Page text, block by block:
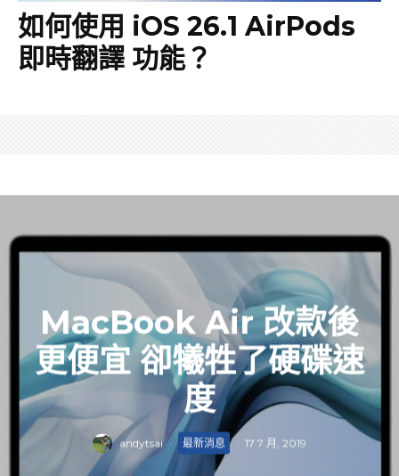
如何使用 iOS 26.1 AirPods
即時翻譯 功能？
MacBook Air 改款後
更便宜 卻犧牲了硬碟速
度
andytsai · 最新消息 · 17 7 月, 2019